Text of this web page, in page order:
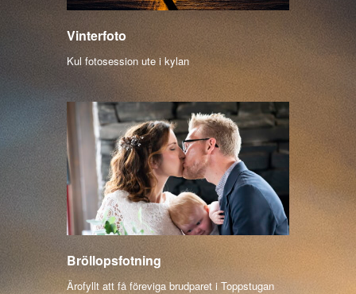
Vinterfoto
Kul fotosession ute i kylan
Bröllopsfotning
Ärofyllt att få föreviga brudparet i Toppstugan